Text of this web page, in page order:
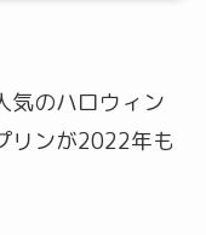
気のハロウィン
リンが2022年も